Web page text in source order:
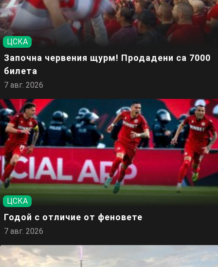
ЦСКА
Започна червения щурм! Продадени са 7000
билета
7 авг. 2026
ЦСКА
Годой с отличие от феновете
7 авг. 2026